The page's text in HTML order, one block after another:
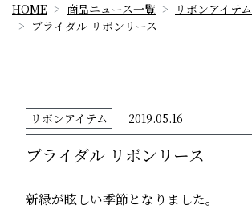
HOME 商品ニュース一覧
リボンアイテム
ブライダル リボンリース
リボンアイテム 2019.05.16
ブライダル リボンリース
新緑が眩しい季節となりました。